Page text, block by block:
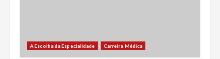
A Escolha da Especialidade Carreira Médica